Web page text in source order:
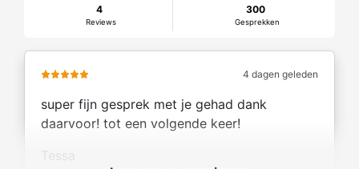
4
Reviews
300
Gesprekken
4 dagen geleden
super fijn gesprek met je gehad dank
daarvoor! tot een volgende keer!